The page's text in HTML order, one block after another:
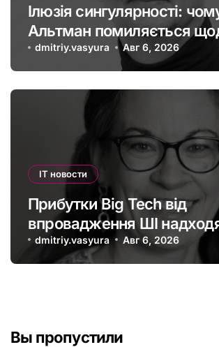
Ілюзія сингулярності:
Альтман помиляється
штучного інтелекту
dmitriy.vasyura Авг 6, 2026
IT новости
Прибутки Big Tech від
впровадження ШІ
офшорів: як змінити
податкову систему
dmitriy.vasyura Авг 6, 2026
Вы пропустили